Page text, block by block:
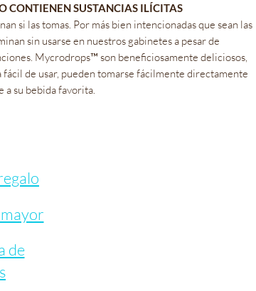
CONTIENEN SUSTANCIAS ILÍCITAS
si las tomas. Por más bien intencionadas que sean las
sin usarse en nuestros gabinetes a pesar de
Mycrodrops™ son beneficiosamente deliciosos,
fácil de usar, pueden tomarse fácilmente directamente
a su bebida favorita.
de